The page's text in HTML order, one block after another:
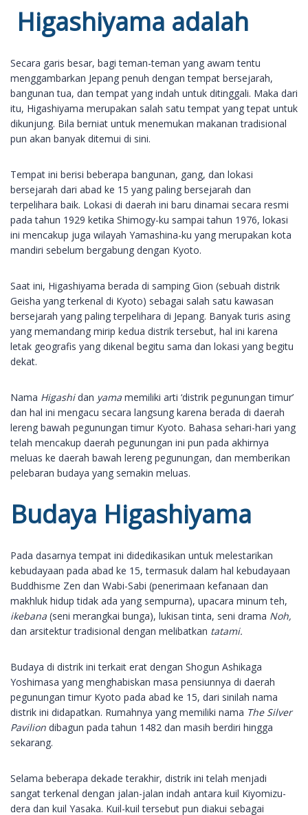
Higashiyama adalah
Secara garis besar, bagi teman-teman yang awam tentu
menggambarkan Jepang penuh dengan tempat bersejarah,
bangunan tua, dan tempat yang indah untuk ditinggali. Maka dari
itu, Higashiyama merupakan salah satu tempat yang tepat untuk
dikunjung. Bila berniat untuk menemukan makanan tradisional
pun akan banyak ditemui di sini.
Tempat ini berisi beberapa bangunan, gang, dan lokasi
bersejarah dari abad ke 15 yang paling bersejarah dan
terpelihara baik. Lokasi di daerah ini baru dinamai secara resmi
pada tahun 1929 ketika Shimogy-ku sampai tahun 1976, lokasi
ini mencakup juga wilayah Yamashina-ku yang merupakan kota
mandiri sebelum bergabung dengan Kyoto.
Saat ini, Higashiyama berada di samping Gion (sebuah distrik
Geisha yang terkenal di Kyoto) sebagai salah satu kawasan
bersejarah yang paling terpelihara di Jepang. Banyak turis asing
yang memandang mirip kedua distrik tersebut, hal ini karena
letak geografis yang dikenal begitu sama dan lokasi yang begitu
dekat.
Nama Higashidan yama memiliki arti ‘distrik pegunungan timur’
dan hal ini mengacu secara langsung karena berada di daerah
lereng bawah pegunungan timur Kyoto. Bahasa sehari-hari yang
telah mencakup daerah pegunungan ini pun pada akhirnya
meluas ke daerah bawah lereng pegunungan, dan memberikan
pelebaran budaya yang semakin meluas.
Budaya Higashiyama
Pada dasarnya tempat ini didedikasikan untuk melestarikan
kebudayaan pada abad ke 15, termasuk dalam hal kebudayaan
Buddhisme Zen dan Wabi-Sabi (penerimaan kefanaan dan
makhluk hidup tidak ada yang sempurna), upacara minum teh,
ikebana (seni merangkai bunga), lukisan tinta, seni drama Noh,
dan arsitektur tradisional dengan melibatkan tatami.
Budaya di distrik ini terkait erat dengan Shogun Ashikaga
Yoshimasa yang menghabiskan masa pensiunnya di daerah
pegunungan timur Kyoto pada abad ke 15, dari sinilah nama
distrik ini didapatkan. Rumahnya yang memiliki nama The Silver
Pavilion dibagun pada tahun 1482 dan masih berdiri hingga
sekarang.
Selama beberapa dekade terakhir, distrik ini telah menjadi
sangat terkenal dengan jalan-jalan indah antara kuil Kiyomizu-
dera dan kuil Yasaka. Kuil-kuil tersebut pun diakui sebagai